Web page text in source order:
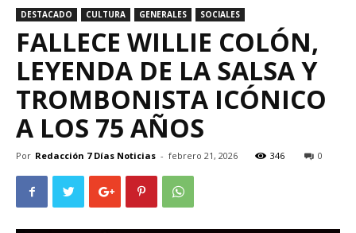
DESTACADO CULTURA GENERALES SOCIALES
FALLECE WILLIE COLÓN,
LEYENDA DE LA SALSA Y
TROMBONISTA ICÓNICO
A LOS 75 AÑOS
Por Redacción 7 Días Noticias - febrero 21, 2026 346 0